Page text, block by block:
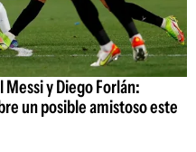
y Diego Forlán:
un posible amistoso este